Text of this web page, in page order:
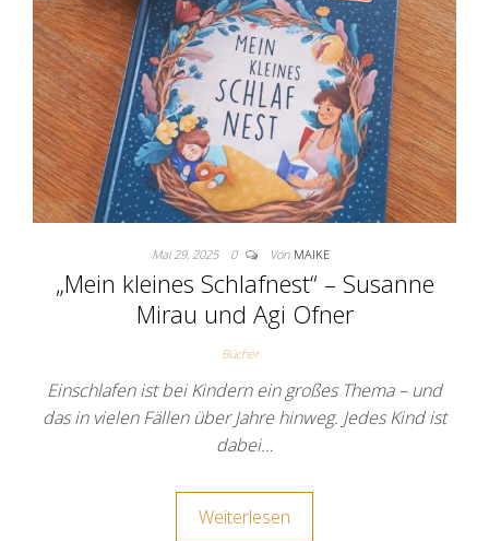
Mai 29, 2025 0 Von MAIKE
„Mein kleines Schlafnest“ – Susanne
Mirau und Agi Ofner
Bücher
Einschlafen ist bei Kindern ein großes Thema – und
das in vielen Fällen über Jahre hinweg. Jedes Kind ist
dabei…
Weiterlesen